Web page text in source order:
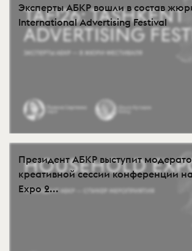
Эксперты АБКР вошли в состав
International Advertising Festival
Президент АБКР выступит
креативной сессии конференции
Expo 2...